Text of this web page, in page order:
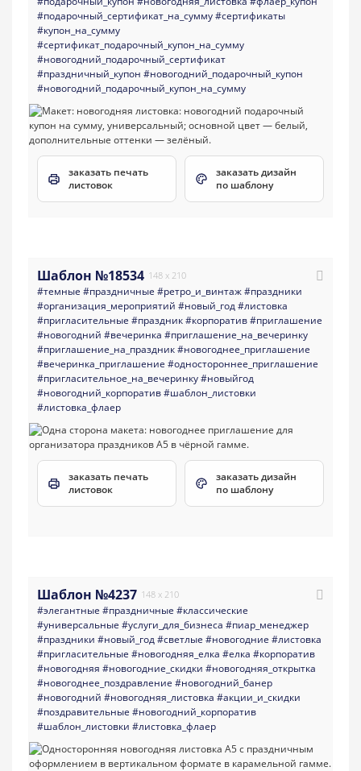
#подарочный_сертификат_на_сумму#сертификаты
#купон_на_сумму
#сертификат_подарочный_купон_на_сумму
#новогодний_подарочный_сертификат
#праздничный_купон #новогодний_подарочный_купон
#новогодний_подарочный_купон_на_сумму
заказать печать
листовок
заказать дизайн
по шаблону
Шаблон №18534 148 x 210
#темные #праздничные #ретро_и_винтаж#праздники
#организация_мероприятий #новый_год#листовка
#пригласительные #праздник#корпоратив#приглашение
#новогодний #вечеринка #приглашение_на_вечеринку
#приглашение_на_праздник#новогоднее_приглашение
#вечеринка_приглашение #одностороннее_приглашение
#пригласительное_на_вечеринку#новыйгод
#новогодний_корпоратив#шаблон_листовки
#листовка_флаер
заказать печать
листовок
заказать дизайн
по шаблону
Шаблон №4237 148 x 210
#элегантные #праздничные #классические
#универсальные #услуги_для_бизнеса #пиар_менеджер
#праздники #новый_год#светлые #новогодние #листовка
#пригласительные #новогодняя_елка #елка #корпоратив
#новогодняя #новогодние_скидки #новогодняя_открытка
#новогоднее_поздравление #новогодний_банер
#новогодний #новогодняя_листовка #акции_и_скидки
#поздравительные #новогодний_корпоратив
#шаблон_листовки #листовка_флаер